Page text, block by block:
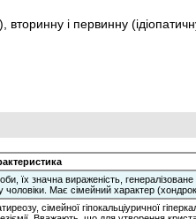
і первинну
їх значна вираженість,
Має сімейний характер
сімейної гіпокальціуричної